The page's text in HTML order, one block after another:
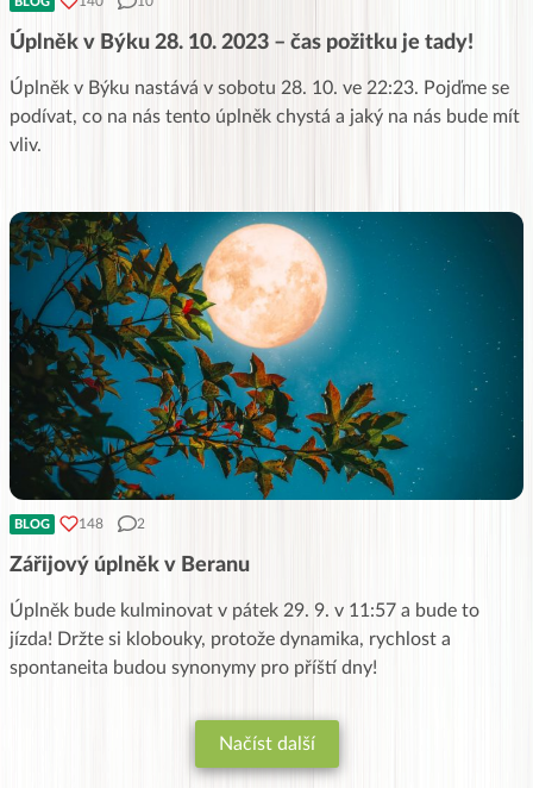
Úplněk v Býku 28. 10. 2023 – čas požitku je tady!
Úplněk v Býku nastává v sobotu 28. 10. ve 22:23. Pojďme se
podívat, co na nás tento úplněk chystá a jaký na nás bude mít
vliv.
BLOG 148 2
Zářijový úplněk v Beranu
Úplněk bude kulminovat v pátek 29. 9. v 11:57 a bude to
jízda! Držte si klobouky, protože dynamika, rychlost a
spontaneita budou synonymy pro příští dny!
Načíst další